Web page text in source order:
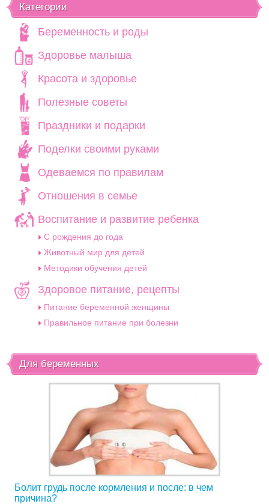
Категории
Беременность и роды
Здоровье малыша
Красота и здоровье
Полезные советы
Праздники и подарки
Поделки своими руками
Одеваемся по правилам
Отношения в семье
Воспитание и развитие ребенка
C рождения до года
Животный мир для детей
Методики обучения детей
Здоровое питание, рецепты
Питание беременной женщины
Правильное питание при болезни
Для беременных
Болит грудь после кормления и после: в чем
причина?